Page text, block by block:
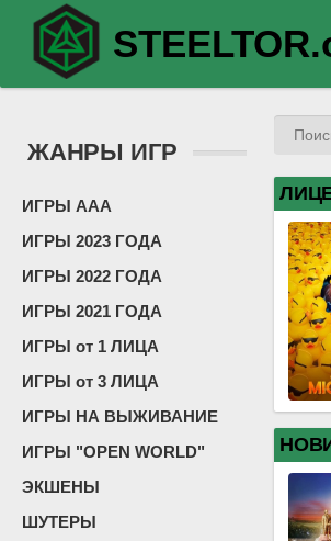
ЖАНРЫ ИГР
ИГРЫ ААА
ИГРЫ 2023 ГОДА
ИГРЫ 2022 ГОДА
ИГРЫ 2021 ГОДА
ИГРЫ от 1 ЛИЦА
ИГРЫ от 3 ЛИЦА
ИГРЫ НА ВЫЖИВАНИЕ
ИГРЫ "OPEN WORLD"
ЭКШЕНЫ
ШУТЕРЫ